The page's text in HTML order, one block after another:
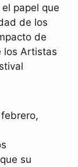
papel que
de los
de
los Artistas
su